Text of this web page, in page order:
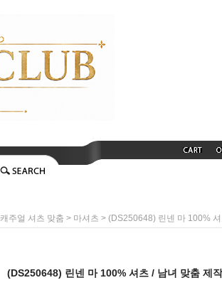
캐주얼 셔츠 맞춤 > 마셔츠 > (DS250648) 린넨 마 100%
(DS250648) 린넨 마 100% 셔츠 / 남녀 맞춤 제작